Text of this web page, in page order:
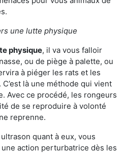
une lutte physique
physique, il va vous falloir
ou de piège à palette, ou
à piéger les rats et les
là une méthode qui vient
Avec ce procédé, les rongeurs
de se reproduire à volonté
reprenne.
quant à eux, vous
action perturbatrice dès les